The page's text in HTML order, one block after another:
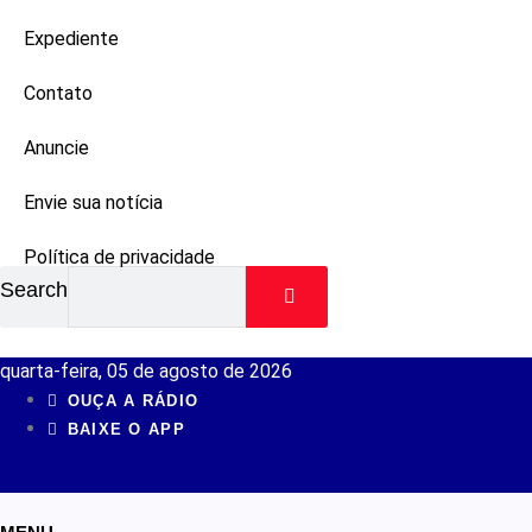
Expediente
Contato
Anuncie
Envie sua notícia
Política de privacidade
Search
quarta-feira, 05 de agosto de 2026
OUÇA A RÁDIO
BAIXE O APP